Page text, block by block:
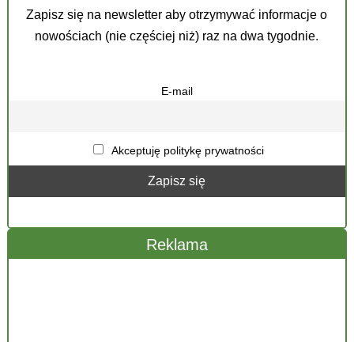
Zapisz się na newsletter aby otrzymywać informacje o
nowościach (nie częściej niż) raz na dwa tygodnie.
E-mail
Akceptuję politykę prywatności
Reklama